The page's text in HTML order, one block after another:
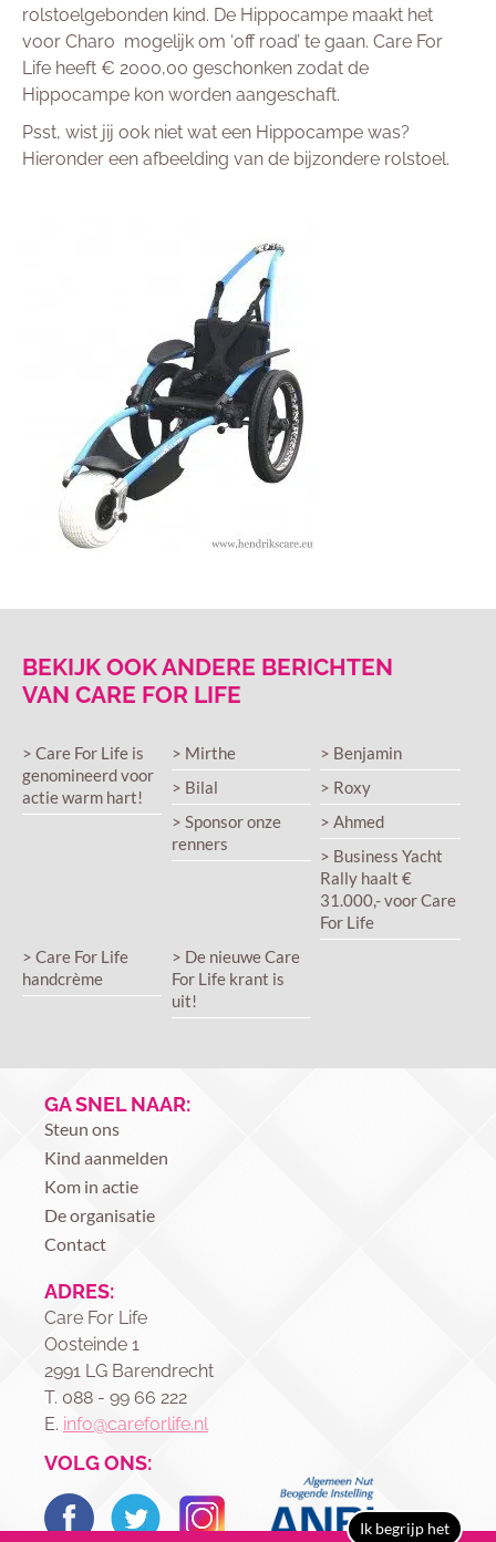
Ik begrijp het
rolstoelgebonden kind. De Hippocampe maakt het
voor Charo mogelijk om ‘off road’ te gaan. Care For
Life heeft € 2000,00 geschonken zodat de
Hippocampe kon worden aangeschaft.
Psst, wist jij ook niet wat een Hippocampe was?
Hieronder een afbeelding van de bijzondere rolstoel.
BEKIJK OOK ANDERE BERICHTEN
VAN CARE FOR LIFE
> Care For Life is
genomineerd voor
actie warm hart!
> Mirthe
> Benjamin
> Bilal
> Roxy
> Sponsor onze
renners
> Ahmed
> Business Yacht
Rally haalt €
31.000,- voor Care
For Life
> Care For Life
handcrème
> De nieuwe Care
For Life krant is
uit!
GA SNEL NAAR:
Steun ons
Kind aanmelden
Kom in actie
De organisatie
Contact
ADRES:
Care For Life
Oosteinde 1
2991 LG Barendrecht
T. 088 - 99 66 222
E. info@careforlife.nl
VOLG ONS: